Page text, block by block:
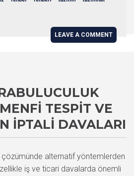
LEAVE A COMMENT
TESPIT VE
İPTALI DAVALARI
çözümünde alternatif yöntemlerden
iş ve ticari davalarda önemli